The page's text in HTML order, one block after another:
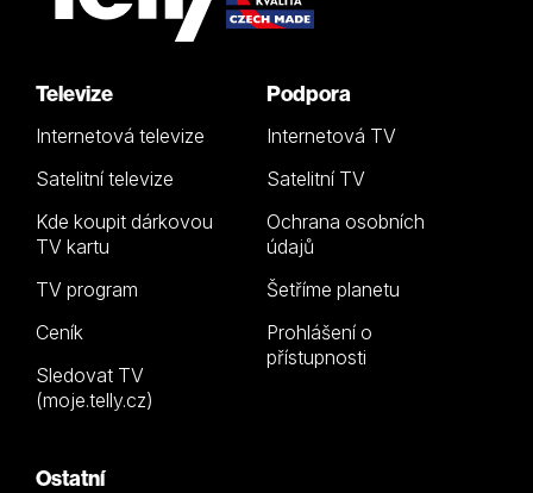
Televize
Internetová televize
Satelitní televize
Kde koupit dárkovou
TV kartu
TV program
Ceník
Sledovat TV
(moje.telly.cz)
Podpora
Internetová TV
Satelitní TV
Ochrana osobních
údajů
Šetříme planetu
Prohlášení o
přístupnosti
Ostatní